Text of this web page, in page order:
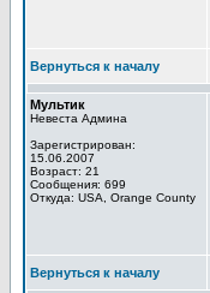
Вернуться к началу
Мультик
Невеста Админа
Зарегистрирован:
15.06.2007
Возраст: 21
Сообщения: 699
Откуда: USA, Orange County
Вернуться к началу